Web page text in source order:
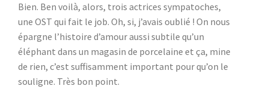
Bien. Ben voilà, alors, trois actrices sympatoches,
une OST qui fait le job. Oh, si, j’avais oublié ! On nous
épargne l’histoire d’amour aussi subtile qu’un
éléphant dans un magasin de porcelaine et ça, mine
de rien, c’est suffisamment important pour qu’on le
souligne. Très bon point.